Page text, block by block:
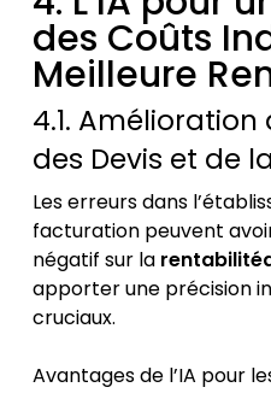
des Coûts
Meilleure
4.1. Amélioration
des Devis et de
Les erreurs dans
facturation peuvent
négatif sur la
apporter une précision
cruciaux.
Avantages de l’IA pour